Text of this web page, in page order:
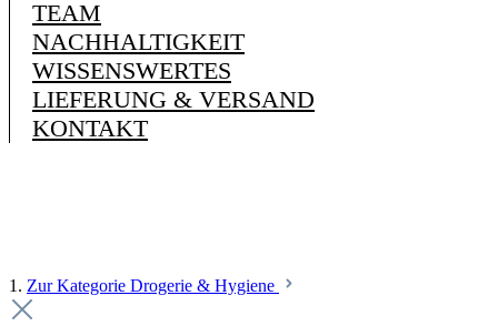
TEAM
NACHHALTIGKEIT
WISSENSWERTES
LIEFERUNG & VERSAND
KONTAKT
1. Zur Kategorie Drogerie & Hygiene